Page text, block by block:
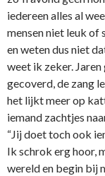
iedereen alles al
mensen niet leuk of
en weten dus niet
weet ik zeker.
gecoverd, de zang
het lijkt meer op
iemand zachtjes
“Jij doet toch ook
Ik schrok erg hoor,
wereld en begin bij